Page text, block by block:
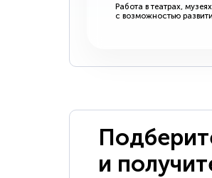
Работа в театрах,
с возможностью
и